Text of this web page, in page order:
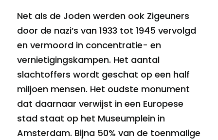
Net als de Joden werden ook Zigeuners
door de nazi’s van 1933 tot 1945 vervolgd
en vermoord in concentratie- en
vernietigingskampen. Het aantal
slachtoffers wordt geschat op een half
miljoen mensen. Het oudste monument
dat daarnaar verwijst in een Europese
stad staat op het Museumplein in
Amsterdam. Bijna 50% van de toenmalige